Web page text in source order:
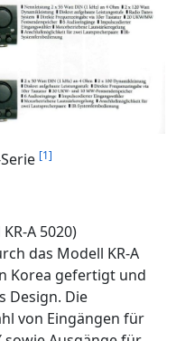
[1]
A 5020)
das Modell KR-A
Korea gefertigt und
Design. Die
von Eingängen für